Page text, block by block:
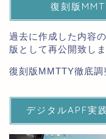
復刻版
過去に作成した内容
版として再公開致しま
復刻版MMTTY徹底調
デジタルAPF実